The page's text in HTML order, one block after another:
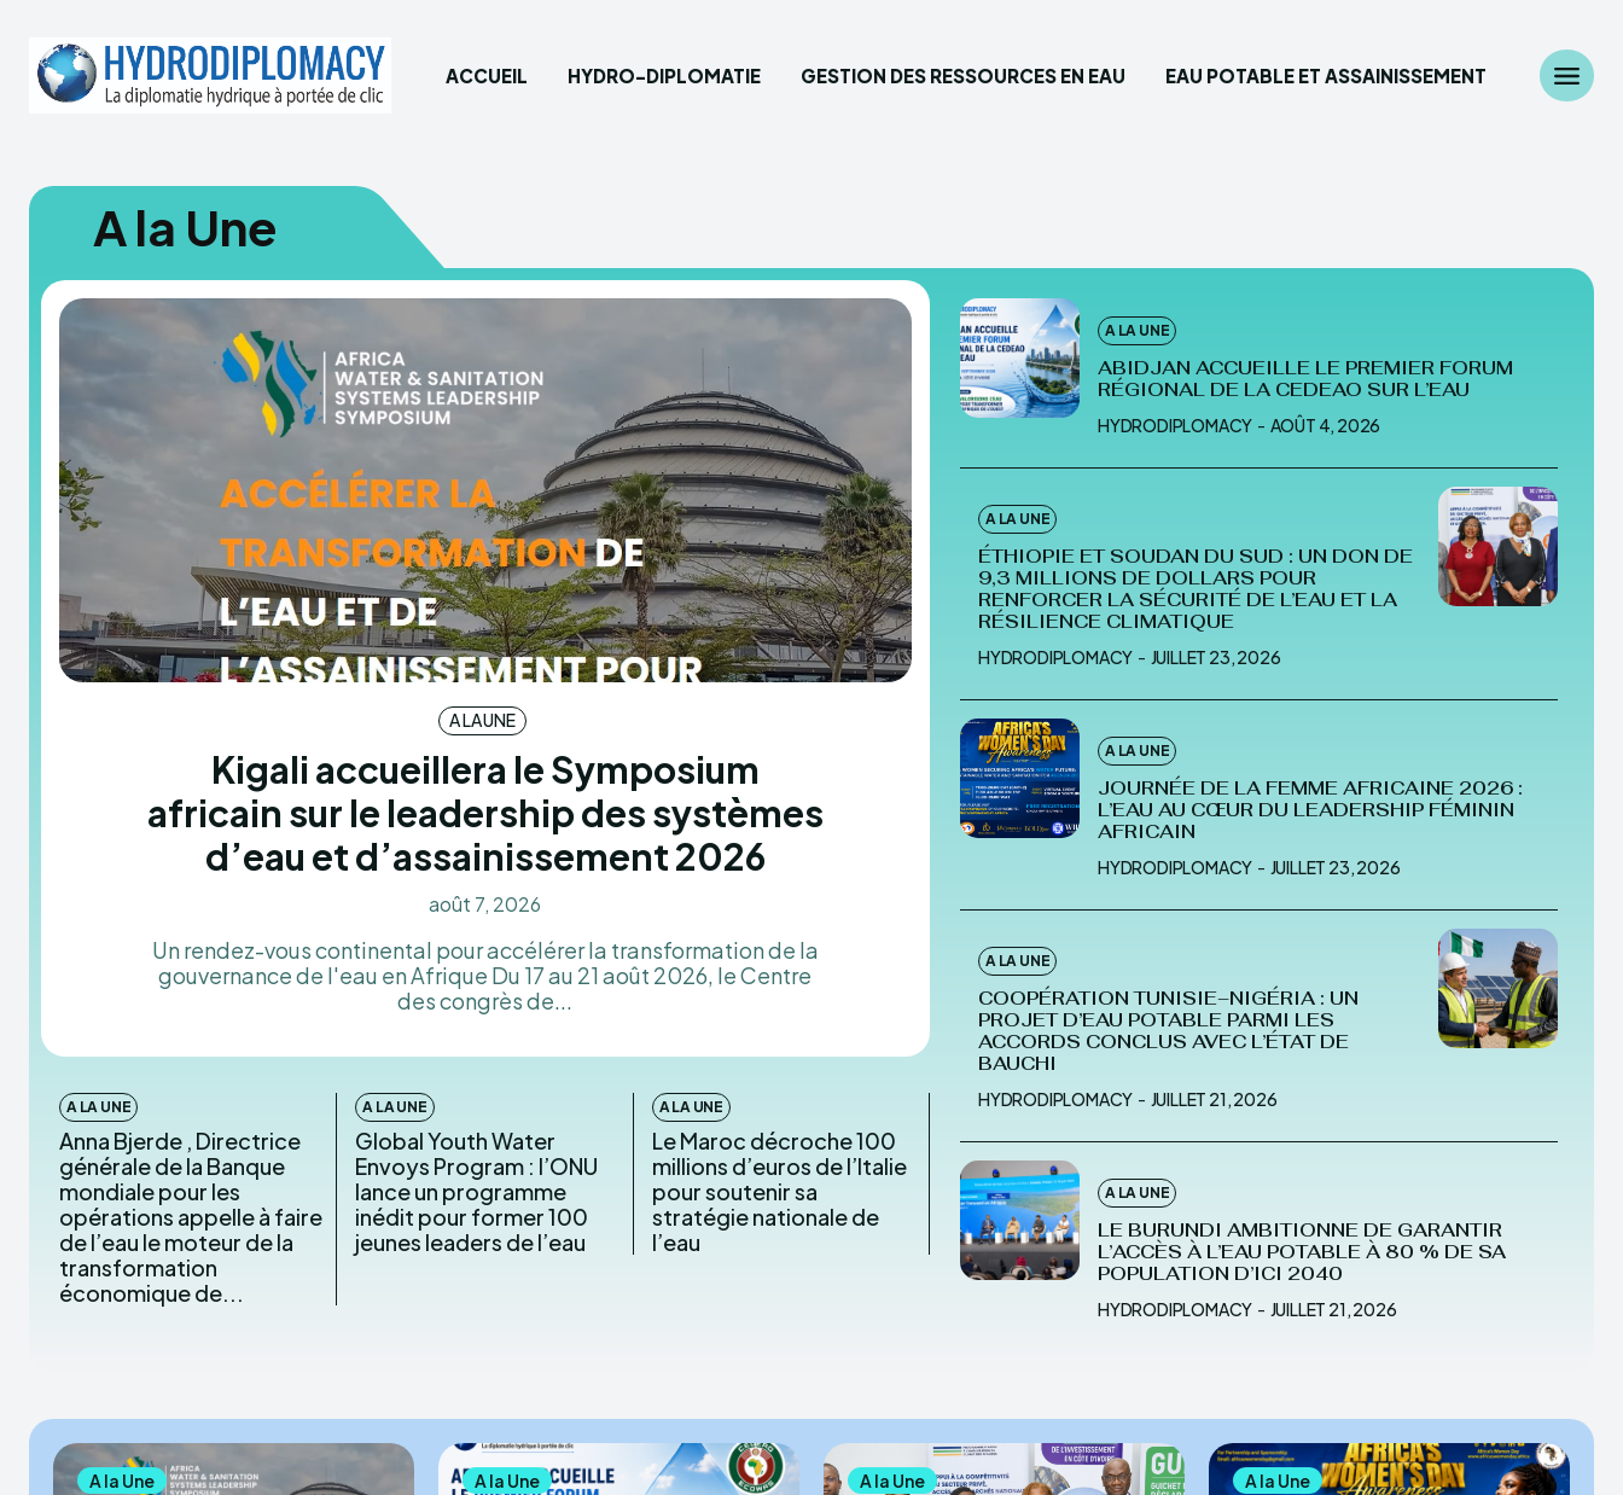
Hydro-diplomatie
Gestion des Ressources en eau
Eau potable et Assainissement
HYDRODIPLOMACY
ACCUEIL HYDRO-DIPLOMATIE GESTION DES RESSOURCES EN EAU EAU POTABLE ET ASSAINISSEMENT
A la Une
A LA UNE
Kigali accueillera le Symposium
africain sur le leadership des systèmes
d’eau et d’assainissement 2026
août 7, 2026
Un rendez-vous continental pour accélérer la transformation de la
gouvernance de l'eau en Afrique Du 17 au 21 août 2026, le Centre
des congrès de...
A LA UNE
Anna Bjerde , Directrice
générale de la Banque
mondiale pour les
opérations appelle à faire
de l’eau le moteur de la
transformation
économique de...
A LA UNE
Global Youth Water
Envoys Program : l’ONU
lance un programme
inédit pour former 100
jeunes leaders de l’eau
A LA UNE
Le Maroc décroche 100
millions d’euros de l’Italie
pour soutenir sa
stratégie nationale de
l’eau
A LA UNE
ABIDJAN ACCUEILLE LE PREMIER FORUM
RÉGIONAL DE LA CEDEAO SUR L’EAU
HYDRODIPLOMACY - AOÛT 4, 2026
A LA UNE
ÉTHIOPIE ET SOUDAN DU SUD : UN DON DE
9,3 MILLIONS DE DOLLARS POUR
RENFORCER LA SÉCURITÉ DE L’EAU ET LA
RÉSILIENCE CLIMATIQUE
HYDRODIPLOMACY - JUILLET 23, 2026
A LA UNE
JOURNÉE DE LA FEMME AFRICAINE 2026 :
L’EAU AU CŒUR DU LEADERSHIP FÉMININ
AFRICAIN
HYDRODIPLOMACY - JUILLET 23, 2026
A LA UNE
COOPÉRATION TUNISIE–NIGÉRIA : UN
PROJET D’EAU POTABLE PARMI LES
ACCORDS CONCLUS AVEC L’ÉTAT DE
BAUCHI
HYDRODIPLOMACY - JUILLET 21, 2026
A LA UNE
LE BURUNDI AMBITIONNE DE GARANTIR
L’ACCÈS À L’EAU POTABLE À 80 % DE SA
POPULATION D’ICI 2040
HYDRODIPLOMACY - JUILLET 21, 2026
A la Une A la Une A la Une A la Une